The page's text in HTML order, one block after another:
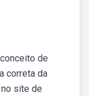
de
correta da
site de